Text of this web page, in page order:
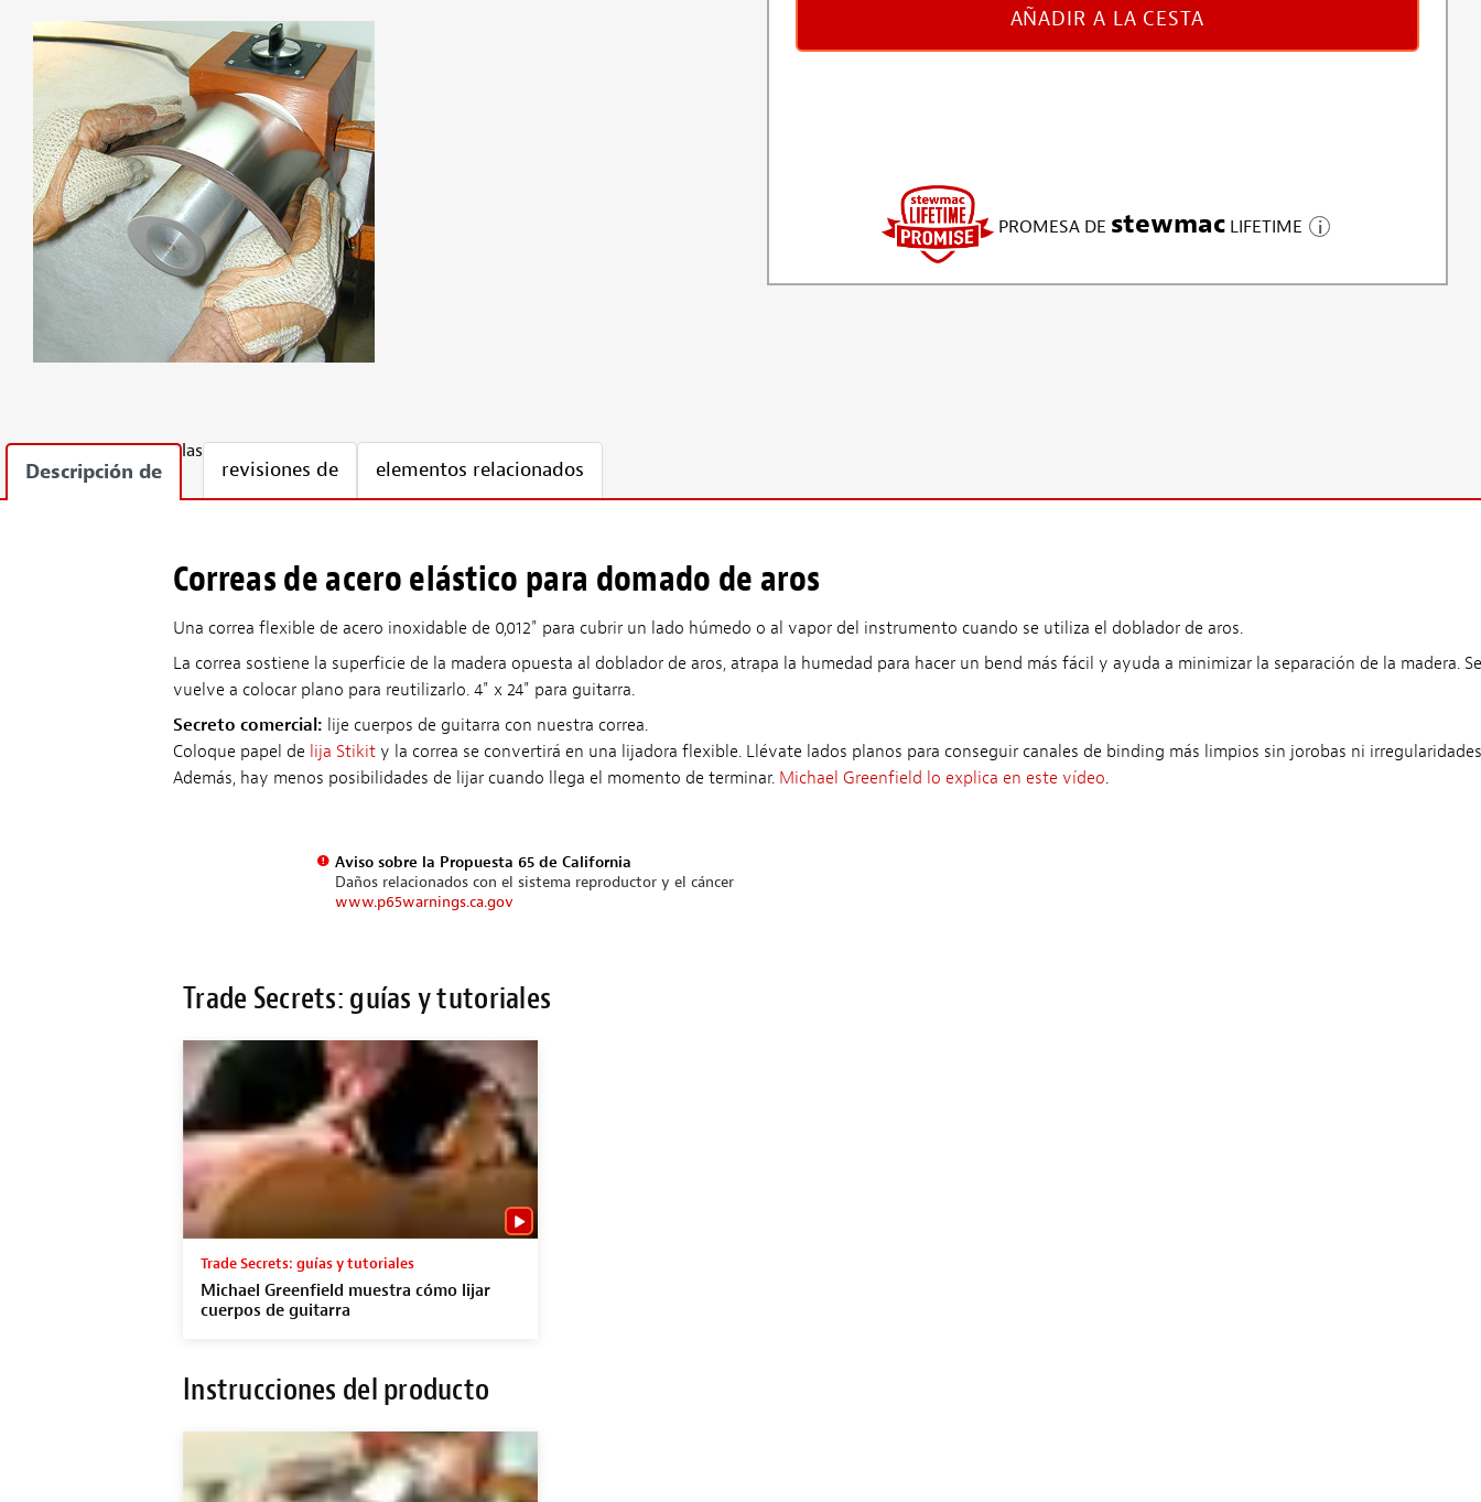
AÑADIR A LA CESTA
PROMESA DE stewmac LIFETIME
Descripción de
las
revisiones de elementos relacionados
Correas de acero elástico para domado de aros
Una correa flexible de acero inoxidable de 0,012" para cubrir un lado húmedo o al vapor del instrumento cuando se utiliza el doblador de aros.
La correa sostiene la superficie de la madera opuesta al doblador de aros, atrapa la humedad para hacer un bend más fácil y ayuda a minimizar la separación de la madera. Se
vuelve a colocar plano para reutilizarlo. 4" x 24" para guitarra.
Secreto comercial: lije cuerpos de guitarra con nuestra correa.
Coloque papel de lija Stikity la correa se convertirá en una lijadora flexible. Llévate lados planos para conseguir canales de binding más limpios sin jorobas ni
Además, hay menos posibilidades de lijar cuando llega el momento de terminar. Michael Greenfield lo explica en este vídeo.
Aviso sobre la Propuesta 65 de California
Daños relacionados con el sistema reproductor y el cáncer
www.p65warnings.ca.gov
Trade Secrets: guías y tutoriales
Trade Secrets: guías y tutoriales
Michael Greenfield muestra cómo lijar
cuerpos de guitarra
Instrucciones del producto